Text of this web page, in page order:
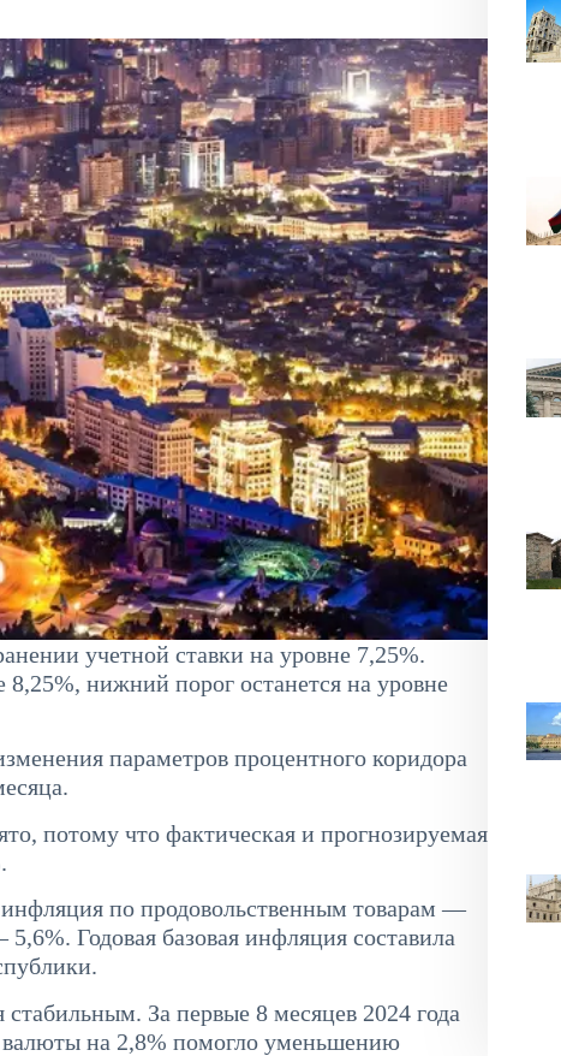
учетной ставки на уровне 7,25%.
нижний порог останется на уровне
параметров процентного коридора
потому что фактическая и прогнозируемая
инфляция по продовольственным товарам —
Годовая базовая инфляция составила
За первые 8 месяцев 2024 года
на 2,8% помогло уменьшению